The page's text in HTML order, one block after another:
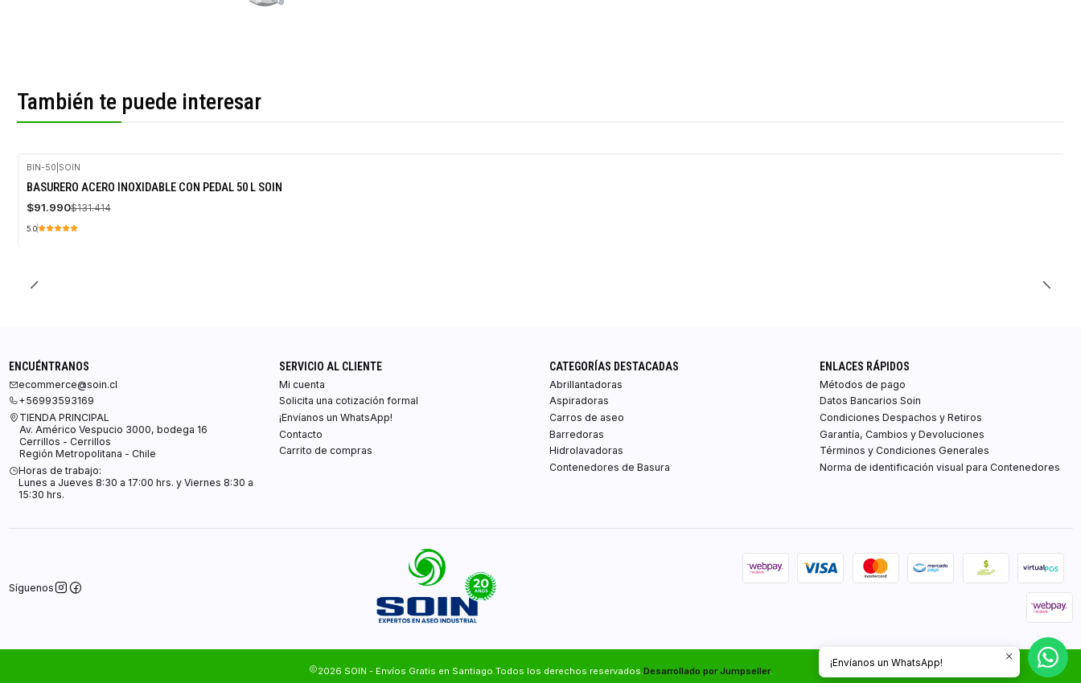
También te puede interesar
-30%
OFF
BIN-50 SOIN
BASURERO ACERO INOXIDABLE CON PEDAL 50 L SOIN
$91.990$131.414
5.0
ENCUÉNTRANOS
ecommerce@soin.cl
+56993593169
TIENDA PRINCIPAL
Av. Américo Vespucio 3000, bodega 16
Cerrillos - Cerrillos
Región Metropolitana - Chile
Horas de trabajo:
Lunes a Jueves 8:30 a 17:00 hrs. y Viernes 8:30 a
15:30 hrs.
SERVICIO AL CLIENTE
Mi cuenta
Solicita una cotización formal
¡Envíanos un WhatsApp!
Contacto
Carrito de compras
CATEGORÍAS DESTACADAS
Abrillantadoras
Aspiradoras
Carros de aseo
Barredoras
Hidrolavadoras
Contenedores de Basura
ENLACES RÁPIDOS
Métodos de pago
Datos Bancarios Soin
Condiciones Despachos y Retiros
Garantía, Cambios y Devoluciones
Términos y Condiciones Generales
Norma de identificación visual para Contenedores
Síguenos
2026 SOIN - Envíos Gratis en Santiago.Todos los derechos reservados. Desarrollado por Jumpseller.
¡Envíanos un WhatsApp!